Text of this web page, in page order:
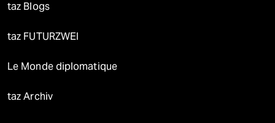
taz Blogs
taz FUTURZWEI
Le Monde diplomatique
taz Archiv